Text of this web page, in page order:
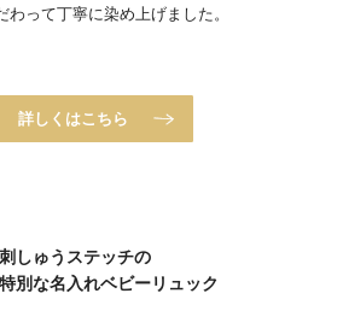
わって丁寧に染め上げました。
詳しくはこちら
刺しゅうステッチの
特別な名入れベビーリュック